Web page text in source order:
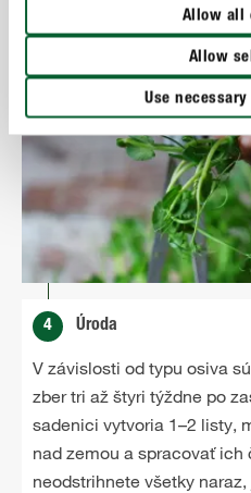
Allow all
Allow
Use
4 Úroda
V závislosti od typu osiva
zber tri až štyri týždne po
sadenici vytvoria 1–2 listy,
nad zemou a spracovať ich
neodstrihnete všetky naraz,